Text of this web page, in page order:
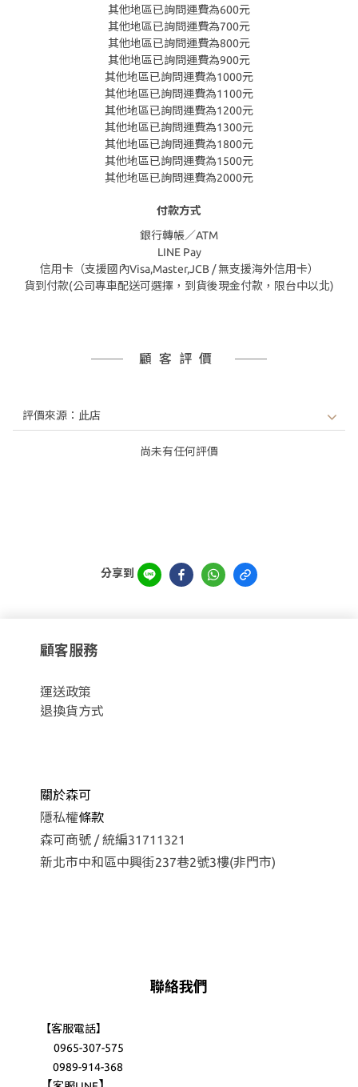
其他地區已詢問運費為600元
其他地區已詢問運費為700元
其他地區已詢問運費為800元
其他地區已詢問運費為900元
其他地區已詢問運費為1000元
其他地區已詢問運費為1100元
其他地區已詢問運費為1200元
其他地區已詢問運費為1300元
其他地區已詢問運費為1800元
其他地區已詢問運費為1500元
其他地區已詢問運費為2000元
付款方式
銀行轉帳／ATM
LINE Pay
信用卡（支援國內Visa,Master,JCB / 無支援海外信用卡）
貨到付款(公司專車配送可選擇，到貨後現金付款，限台中以北)
顧客評價
尚未有任何評價
分享到
顧客服務
運送政策
退換貨方式
關於森可
隱私權條款
森可商號 / 統編31711321
新北市中和區中興街237巷2號3樓(非門市)
聯絡我們
【客服電話】
0965-307-575
0989-914-368